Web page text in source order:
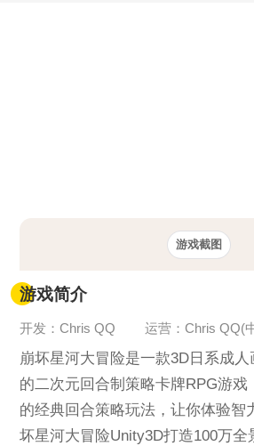
游戏截图
游戏简介
开发：Chris QQ 运营：Chris QQ(
崩坏星河大冒险是一款3D日系成
的二次元回合制策略卡牌RPG游戏
的经典回合策略玩法，让你体验智
坏星河大冒险Unity3D打造100万全